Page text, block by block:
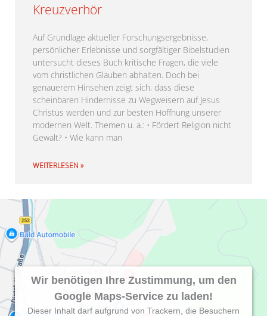
Kreuzverhör
Auf Grundlage aktueller Forschungsergebnisse,
persönlicher Erlebnisse und sorgfältiger Bibelstudien
untersucht dieses Buch kritische Fragen, die viele
vom christlichen Glauben abhalten. Doch bei
genauerem Hinsehen zeigt sich, dass diese
scheinbaren Hindernisse zu Wegweisern auf Jesus
Christus werden und zur besten Hoffnung unserer
modernen Welt. Themen u. a.: • Fördert Religion nicht
Gewalt? • Wie kann man
WEITERLESEN »
Wir benötigen Ihre Zustimmung, um den
Google Maps-Service zu laden!
Dieser Inhalt darf aufgrund von Trackern, die Besuchern